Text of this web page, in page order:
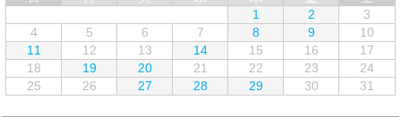
1
2
3
4
5 6 7 8 9
10
11
12 13 14 15 16
17
18
19 20 21 22 23
24
25
26 27 28 29 30 31